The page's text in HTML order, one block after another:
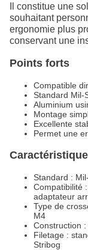
Il constitue une
souhaitant
ergonomie plus
conservant une
Points forts
Compatible
Standard Mil-
Aluminium
Montage
Excellente
Permet une
Standard :
Compatibilité
adaptateur
Type de
M4
Construction
Filetage :
Stribog